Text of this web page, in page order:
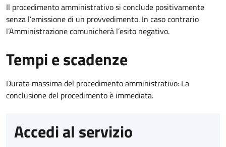
Il procedimento amministrativo si conclude positivamente
senza l’emissione di un provvedimento. In caso contrario
l’Amministrazione comunicherà l’esito negativo.
Tempi e scadenze
Durata massima del procedimento amministrativo: La
conclusione del procedimento è immediata.
Accedi al servizio